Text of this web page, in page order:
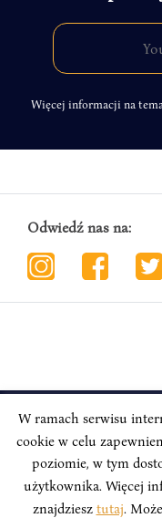
Więcej informacji na
Odwiedź nas na:
Correspondence
Stay
W ramach serwisu
cookie w celu
poziomie, w tym
użytkownika. Więcej
znajdziesz tutaj.